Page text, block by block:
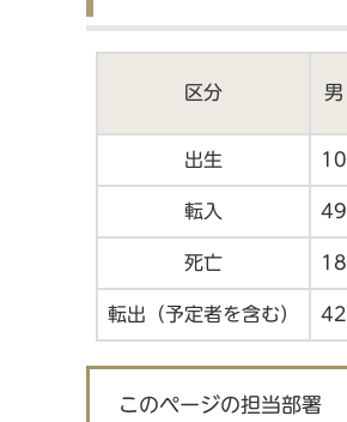
区分 男
出生 10
転入 49
死亡 18
転出（予定者を含む） 42
このページの担当部署